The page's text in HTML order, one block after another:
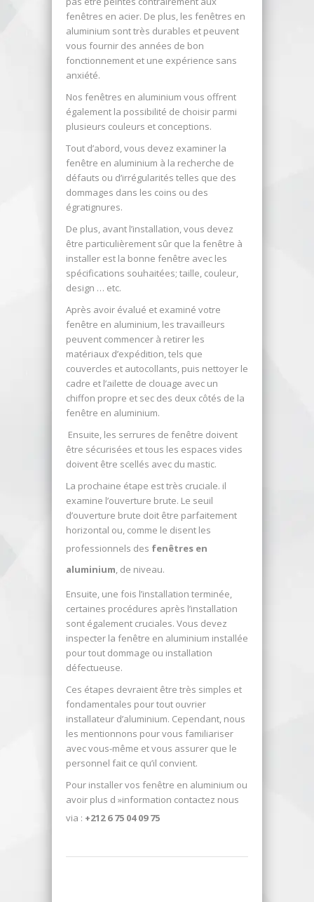
fenêtres en acier. De plus, les fenêtres en
aluminium sont très durables et peuvent
vous fournir des années de bon
fonctionnement et une expérience sans
anxiété.
Nos fenêtres en aluminium vous offrent
également la possibilité de choisir parmi
plusieurs couleurs et conceptions.
Tout d’abord, vous devez examiner la
fenêtre en aluminium à la recherche de
défauts ou d’irrégularités telles que des
dommages dans les coins ou des
égratignures.
De plus, avant l’installation, vous devez
être particulièrement sûr que la fenêtre à
installer est la bonne fenêtre avec les
spécifications souhaitées; taille, couleur,
design … etc.
Après avoir évalué et examiné votre
fenêtre en aluminium, les travailleurs
peuvent commencer à retirer les
matériaux d’expédition, tels que
couvercles et autocollants, puis nettoyer le
cadre et l’ailette de clouage avec un
chiffon propre et sec des deux côtés de la
fenêtre en aluminium.
Ensuite, les serrures de fenêtre doivent
être sécurisées et tous les espaces vides
doivent être scellés avec du mastic.
La prochaine étape est très cruciale. il
examine l’ouverture brute. Le seuil
d’ouverture brute doit être parfaitement
horizontal ou, comme le disent les
professionnels des fenêtres en
aluminium, de niveau.
Ensuite, une fois l’installation terminée,
certaines procédures après l’installation
sont également cruciales. Vous devez
inspecter la fenêtre en aluminium installée
pour tout dommage ou installation
défectueuse.
Ces étapes devraient être très simples et
fondamentales pour tout ouvrier
installateur d’aluminium. Cependant, nous
les mentionnons pour vous familiariser
avec vous-même et vous assurer que le
personnel fait ce qu’il convient.
Pour installer vos fenêtre en aluminium ou
avoir plus d »information contactez nous
via : +212 6 75 04 09 75